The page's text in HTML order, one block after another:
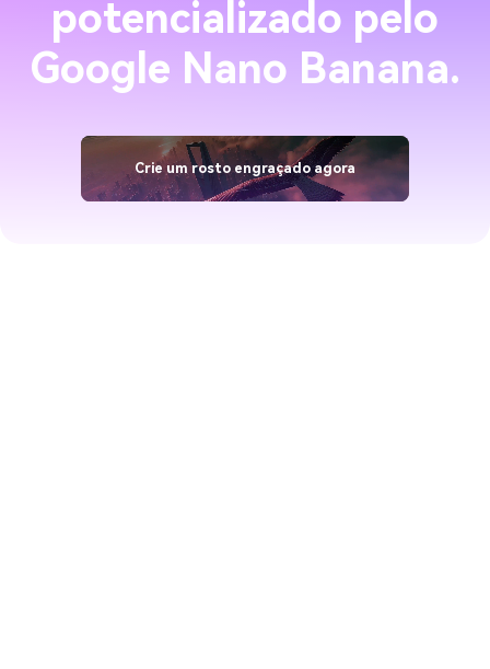
potencializado pelo
Google Nano Banana.
Crie um rosto engraçado agora